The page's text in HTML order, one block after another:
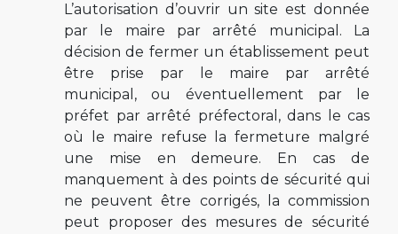
L’autorisation d’ouvrir un site est donnée
par le maire par arrêté municipal. La
décision de fermer un établissement peut
être prise par le maire par arrêté
municipal, ou éventuellement par le
préfet par arrêté préfectoral, dans le cas
où le maire refuse la fermeture malgré
une mise en demeure. En cas de
manquement à des points de sécurité qui
ne peuvent être corrigés, la commission
peut proposer des mesures de sécurité